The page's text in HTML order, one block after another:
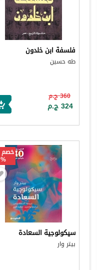
فلسفة ابن خلدون
طه حسين
360 ج.م
324 ج.م
%
سيكولوجية السعادة
بيتر وار